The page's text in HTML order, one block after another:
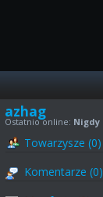
azhag
Ostatnio online: Nigdy
Towarzysze (0)
Komentarze (0)